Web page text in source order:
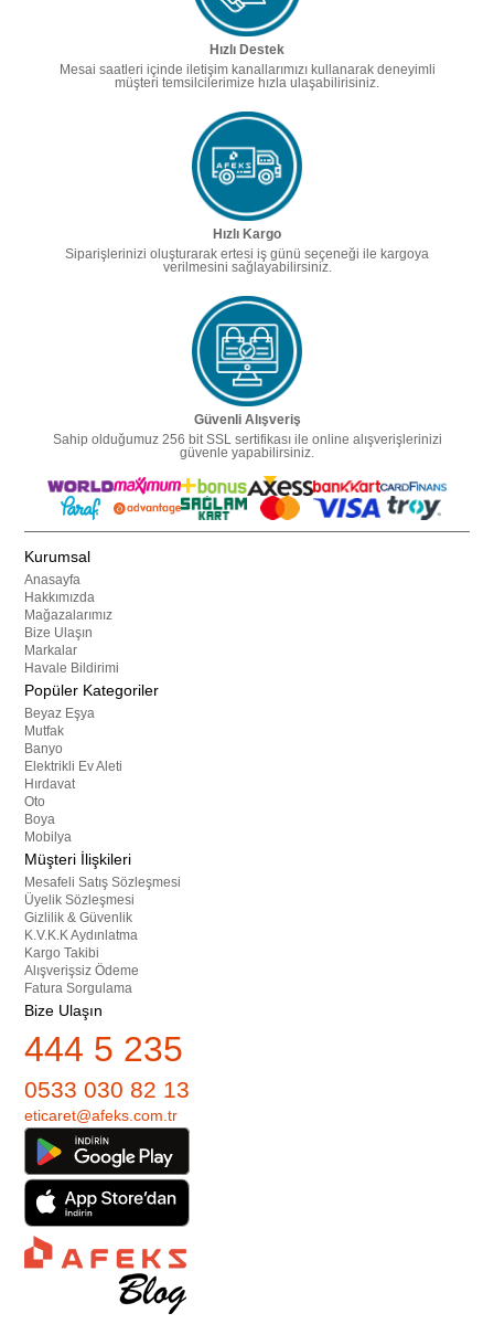
Hızlı Destek
Mesai saatleri içinde iletişim kanallarımızı kullanarak deneyimli
müşteri temsilcilerimize hızla ulaşabilirisiniz.
Hızlı Kargo
Siparişlerinizi oluşturarak ertesi iş günü seçeneği ile kargoya
verilmesini sağlayabilirsiniz.
Güvenli Alışveriş
Sahip olduğumuz 256 bit SSL sertifikası ile online alışverişlerinizi
güvenle yapabilirsiniz.
Kurumsal
Anasayfa
Hakkımızda
Mağazalarımız
Bize Ulaşın
Markalar
Havale Bildirimi
Popüler Kategoriler
Beyaz Eşya
Mutfak
Banyo
Elektrikli Ev Aleti
Hırdavat
Oto
Boya
Mobilya
Müşteri İlişkileri
Mesafeli Satış Sözleşmesi
Üyelik Sözleşmesi
Gizlilik & Güvenlik
K.V.K.K Aydınlatma
Kargo Takibi
Alışverişsiz Ödeme
Fatura Sorgulama
Bize Ulaşın
444 5 235
0533 030 82 13
eticaret@afeks.com.tr